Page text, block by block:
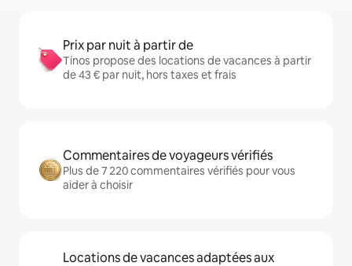
Prix par nuit à partir de
Tínos propose des locations de vacances à partir
de 43 € par nuit, hors taxes et frais
Commentaires de voyageurs vérifiés
Plus de 7 220 commentaires vérifiés pour vous
aider à choisir
Locations de vacances adaptées aux